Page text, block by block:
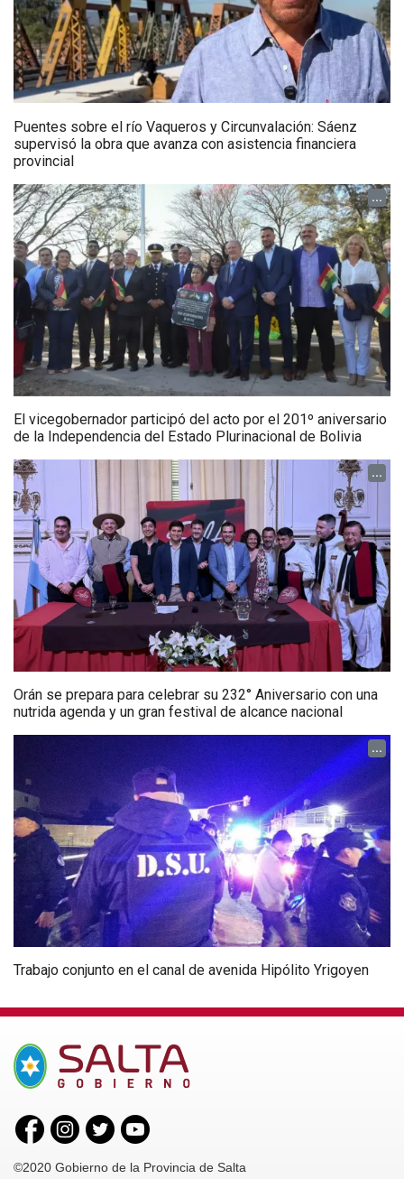
Puentes sobre el río Vaqueros y Circunvalación: Sáenz
supervisó la obra que avanza con asistencia financiera
provincial
...
El vicegobernador participó del acto por el 201º aniversario
de la Independencia del Estado Plurinacional de Bolivia
...
Orán se prepara para celebrar su 232° Aniversario con una
nutrida agenda y un gran festival de alcance nacional
...
Trabajo conjunto en el canal de avenida Hipólito Yrigoyen
©2020 Gobierno de la Provincia de Salta